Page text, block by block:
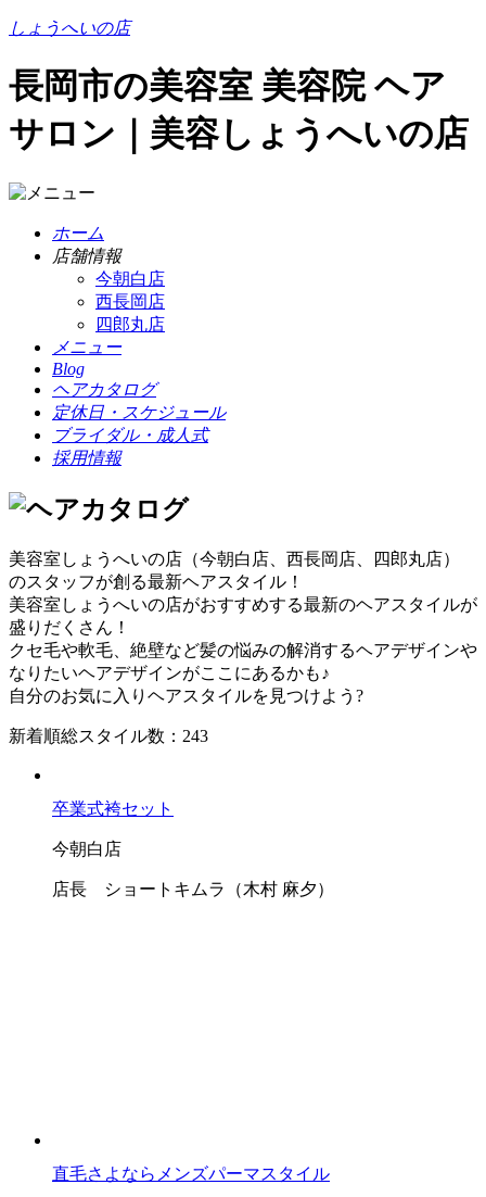
しょうへいの店
長岡市の美容室 美容院 ヘア
サロン｜美容しょうへいの店
ホーム
店舗情報
今朝白店
西長岡店
四郎丸店
メニュー
Blog
ヘアカタログ
定休日・スケジュール
ブライダル・成人式
採用情報
美容室しょうへいの店（今朝白店、西長岡店、四郎丸店）
のスタッフが創る最新ヘアスタイル！
美容室しょうへいの店がおすすめする最新のヘアスタイルが
盛りだくさん！
クセ毛や軟毛、絶壁など髪の悩みの解消するヘアデザインや
なりたいヘアデザインがここにあるかも♪
自分のお気に入りヘアスタイルを見つけよう?
新着順総スタイル数：243
卒業式袴セット
今朝白店
店長 ショートキムラ（木村 麻夕）
直毛さよならメンズパーマスタイル